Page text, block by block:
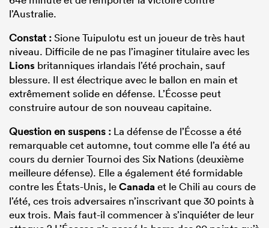
l’Australie.
Constat :Sione Tuipulotu est un joueur de très haut
niveau. Difficile de ne pas l’imaginer titulaire avec les
Lions britanniques irlandais l’été prochain, sauf
blessure. Il est électrique avec le ballon en main et
extrêmement solide en défense. L’Écosse peut
construire autour de son nouveau capitaine.
Question en suspens : La défense de l’Écosse a été
remarquable cet automne, tout comme elle l’a été au
cours du dernier Tournoi des Six Nations (deuxième
meilleure défense). Elle a également été formidable
contre les États-Unis, leCanadaet le Chili au cours de
l’été, ces trois adversaires n’inscrivant que 30 points à
eux trois. Mais faut-il commencer à s’inquiéter de leur